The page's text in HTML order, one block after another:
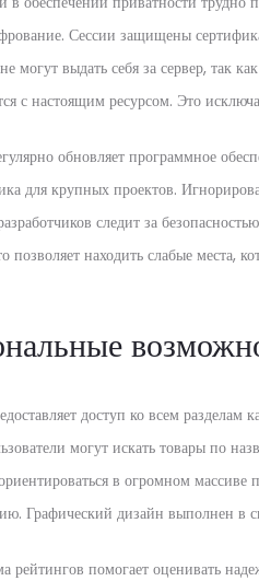
Сессии защищены
могут выдать себя за сервер, так
с настоящим ресурсом. Это
обновляет программное
для крупных проектов.
следит за
позволяет находить слабые места,
доступ ко всем
могут искать товары по
в огромном
Графический дизайн выполнен в
рейтингов помогает оценивать